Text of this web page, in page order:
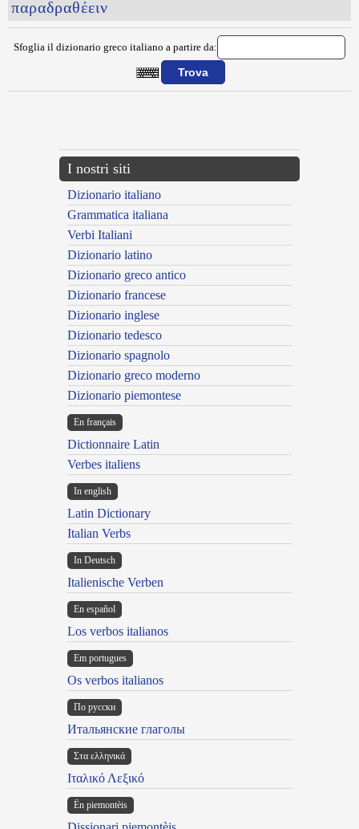
παραδραθέειν
Sfoglia il dizionario greco italiano a partire da:
I nostri siti
Dizionario italiano
Grammatica italiana
Verbi Italiani
Dizionario latino
Dizionario greco antico
Dizionario francese
Dizionario inglese
Dizionario tedesco
Dizionario spagnolo
Dizionario greco moderno
Dizionario piemontese
En français
Dictionnaire Latin
Verbes italiens
In english
Latin Dictionary
Italian Verbs
In Deutsch
Italienische Verben
En español
Los verbos italianos
Em portugues
Os verbos italianos
По русски
Итальянские глаголы
Στα ελληνικά
Ιταλικό Λεξικό
Ën piemontèis